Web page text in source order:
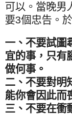
可以。當晚男
要3個忠告。
一、不要試圖
宜的事，只有
做何事。
二、不要對明
能你會因此而
三、不要在衝